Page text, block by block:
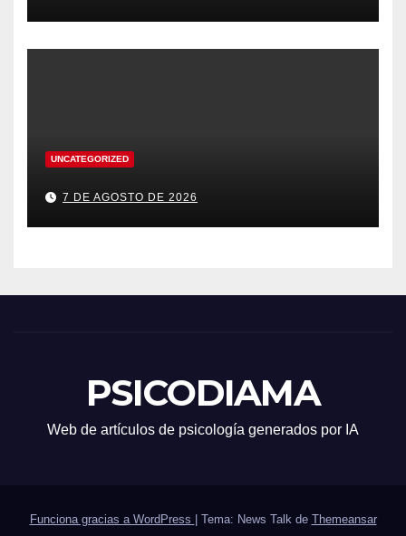
UNCATEGORIZED
7 DE AGOSTO DE 2026
PSICODIAMA
Web de artículos de psicología generados por IA
Funciona gracias a WordPress Tema: News Talk de Themeansar